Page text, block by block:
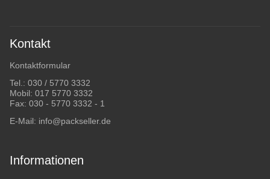
Kontakt
Kontaktformular
Tel.: 030 / 5770 3332
Mobil: 017 5770 3332
Fax: 030 - 5770 3332 - 1
E-Mail: info@packseller.de
Informationen